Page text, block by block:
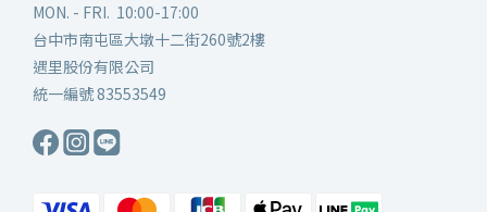
MON. - FRI. 10:00-17:00
台中市南屯區大墩十二街260號2樓
遇里股份有限公司
統一編號 83553549